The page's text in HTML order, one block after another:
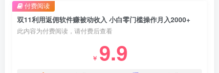
双11利用返佣软件赚被动收入 小白零门槛操作月入2000+
此内容为付费阅读，请付费后查看
￥ 9.9
付费阅读